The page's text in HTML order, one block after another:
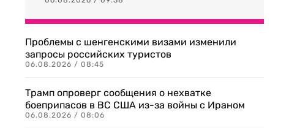
Проблемы с шенгенскими визами изменили
запросы российских туристов
06.08.2026 / 08:45
Трамп опроверг сообщения о нехватке
боеприпасов в ВС США из-за войны с Ираном
06.08.2026 / 08:06